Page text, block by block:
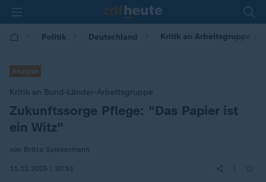
Politik Deutschland Kritik an Arbeitsgruppe
Analyse
Kritik an Bund-Länder-Arbeitsgruppe
:
Zukunftssorge Pflege: "Das Papier ist
ein Witz"
von Britta Spiekermann
11.12.2025 | 20:51